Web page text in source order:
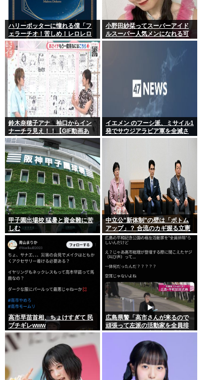
ハリーポッターに憧れる僕「フ
ェラーチオ！苦しめ！レロレロ
レロ」敵「うっ 」
小野田紗栞ってスーパーアイド
ルスーパー人気メンになれる可
能性あったよな？
鈴木奈穂子アナ 袖口からイン
ナーチラ見え！！【GIF動画あ
り】
イエメン のフーシ派、ミサイル1
発でサウジアラビア軍を全滅さ
せてしまうww
甲子園出場校 猛暑と資金難に苦
しむ
中立公”新体制”の壁は「ボトム
アップ」？ 合流のカギ握る立憲
高市早苗首相、ちょけすぎて 民
ブチギレwww
広島県警「高市さんが来るので
頑張って左派の活動家を全員排
除しました！」広島市民「広島
から出てけ！」結局ヤジが飛ぶ